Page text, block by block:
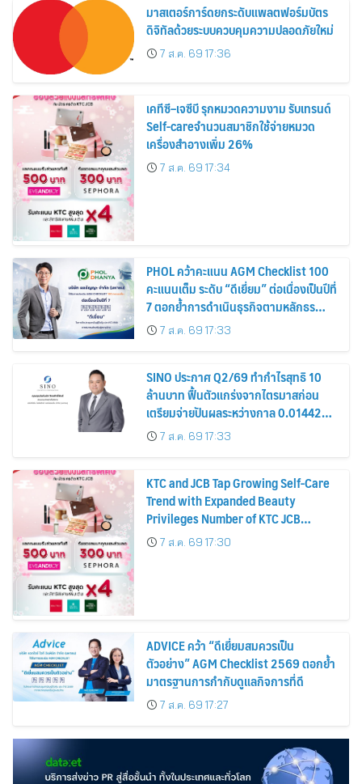
มาสเตอร์การ์ดยกระดับแพลตฟอร์มบัตร
ดิจิทัลด้วยระบบควบคุมความปลอดภัยใหม่
7 ส.ค. 69 17:36
เคทีซี–เจซีบี รุกหมวดความงาม รับเทรนด์
Self-careจำนวนสมาชิกใช้จ่ายหมวด
เครื่องสำอางเพิ่ม 26%
7 ส.ค. 69 17:34
PHOL คว้าคะแนน AGM Checklist 100
คะแนนเต็ม ระดับ “ดีเยี่ยม” ต่อเนื่องเป็นปีที่
7 ตอกย้ำการดำเนินธุรกิจตามหลักธร
รมาภิบาล โปร่งใส สร้างความเชื่อมั่นผู้ถือ
หุ้น
7 ส.ค. 69 17:33
SINO ประกาศ Q2/69 ทำกำไรสุทธิ 10
ล้านบาท ฟื้นตัวแกร่งจากไตรมาสก่อน
เตรียมจ่ายปันผลระหว่างกาล 0.014423
บาทต่อหุ้น ครึ่งปีหลังมุ่งเติบโตต่อเนื่อง
7 ส.ค. 69 17:33
KTC and JCB Tap Growing Self-Care
Trend with Expanded Beauty
Privileges Number of KTC JCB
Cardmembers Spending on
Cosmetics Rises 26%
7 ส.ค. 69 17:30
ADVICE คว้า “ดีเยี่ยมสมควรเป็น
ตัวอย่าง” AGM Checklist 2569 ตอกย้ำ
มาตรฐานการกำกับดูแลกิจการที่ดี
7 ส.ค. 69 17:27